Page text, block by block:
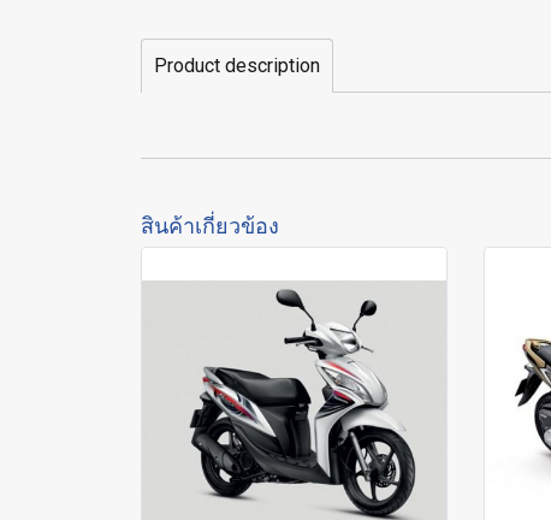
Product description
สินค้าเกี่ยวข้อง